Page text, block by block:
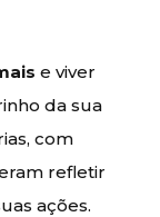
e viver
da sua
com
refletir
ações.